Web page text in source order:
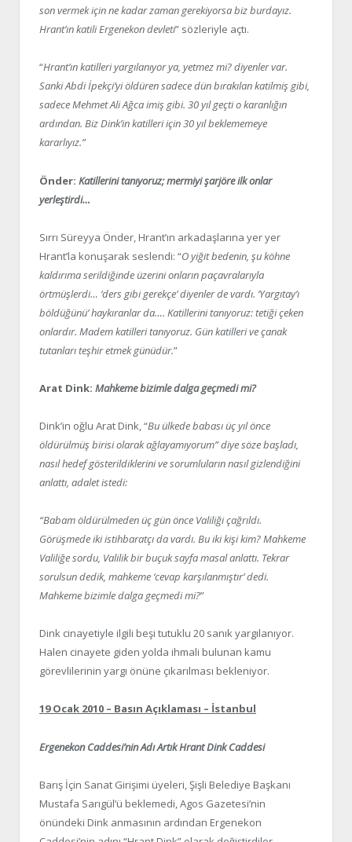
son vermek için ne kadar zaman gerekiyorsa biz burdayız.
Hrant’ın katili Ergenekon devleti” sözleriyle açtı.
“Hrant’ın katilleri yargılanıyor ya, yetmez mi? diyenler var.
Sanki Abdi İpekçi’yi öldüren sadece dün bırakılan katilmiş gibi,
sadece Mehmet Ali Ağca imiş gibi. 30 yıl geçti o karanlığın
ardından. Biz Dink’in katilleri için 30 yıl beklememeye
kararlıyız.”
Önder: Katillerini tanıyoruz; mermiyi şarjöre ilk onlar
yerleştirdi…
Sırrı Süreyya Önder, Hrant’ın arkadaşlarına yer yer
Hrant’la konuşarak seslendi: “O yiğit bedenin, şu köhne
kaldırıma serildiğinde üzerini onların paçavralarıyla
örtmüşlerdi… ‘ders gibi gerekçe’ diyenler de vardı. ‘Yargıtay’ı
böldüğünü’ haykıranlar da…. Katillerini tanıyoruz: tetiği çeken
onlardır. Madem katilleri tanıyoruz. Gün katilleri ve çanak
tutanları teşhir etmek günüdür.”
Arat Dink: Mahkeme bizimle dalga geçmedi mi?
Dink’in oğlu Arat Dink, “Bu ülkede babası üç yıl önce
öldürülmüş birisi olarak ağlayamıyorum” diye söze başladı,
nasıl hedef gösterildiklerini ve sorumluların nasıl gizlendiğini
anlattı, adalet istedi:
“Babam öldürülmeden üç gün önce Valiliği çağrıldı.
Görüşmede iki istihbaratçı da vardı. Bu iki kişi kim? Mahkeme
Valiliğe sordu, Valilik bir buçuk sayfa masal anlattı. Tekrar
sorulsun dedik, mahkeme ‘cevap karşılanmıştır’ dedi.
Mahkeme bizimle dalga geçmedi mi?”
Dink cinayetiyle ilgili beşi tutuklu 20 sanık yargılanıyor.
Halen cinayete giden yolda ihmali bulunan kamu
görevlilerinin yargı önüne çıkarılması bekleniyor.
19 Ocak 2010 – Basın Açıklaması – İstanbul
Ergenekon Caddesi’nin Adı Artık Hrant Dink Caddesi
Barış İçin Sanat Girişimi üyeleri, Şişli Belediye Başkanı
Mustafa Sarıgül’ü beklemedi, Agos Gazetesi’nin
önündeki Dink anmasının ardından Ergenekon